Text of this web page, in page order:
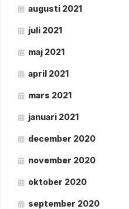
augusti 2021
juli 2021
maj 2021
april 2021
mars 2021
januari 2021
december 2020
november 2020
oktober 2020
september 2020